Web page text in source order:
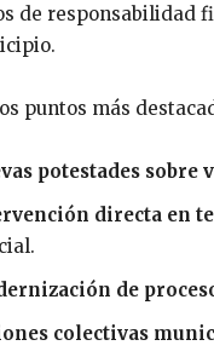
de responsabilidad
puntos más
potestades
directa en
de
colectivas